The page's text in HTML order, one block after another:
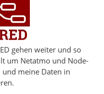
gehen weiter und so
um Netatmo und Node-
meine Daten in